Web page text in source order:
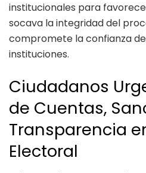
institucionales para
socava la integridad del
compromete la confianza
instituciones.
Ciudadanos
de Cuentas,
Transparencia
Electoral